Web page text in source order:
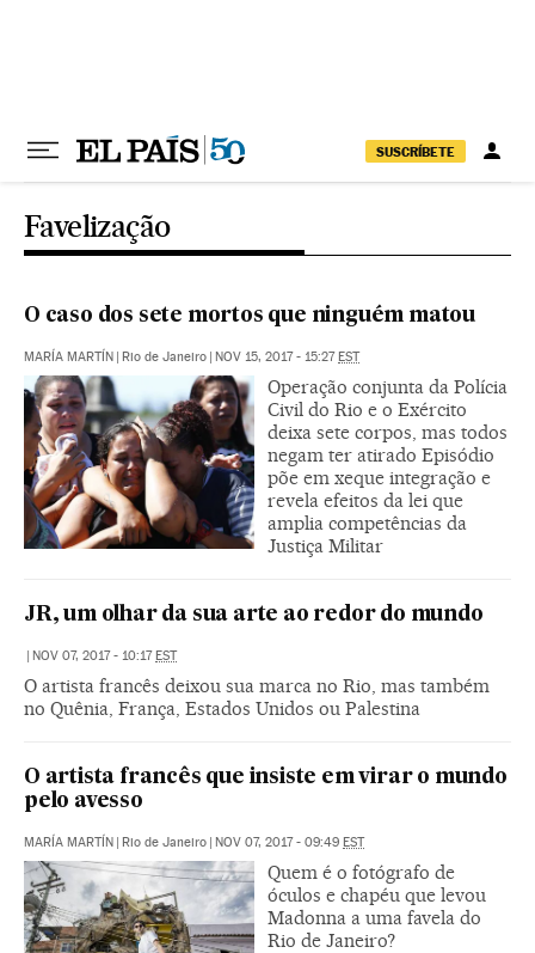
SUSCRÍBETE
Favelização
O caso dos sete mortos que ninguém matou
MARÍA MARTÍN | Rio de Janeiro | NOV 15, 2017 - 15:27EST
Operação conjunta da Polícia
Civil do Rio e o Exército
deixa sete corpos, mas todos
negam ter atirado Episódio
põe em xeque integração e
revela efeitos da lei que
amplia competências da
Justiça Militar
JR, um olhar da sua arte ao redor do mundo
| NOV 07, 2017 - 10:17EST
O artista francês deixou sua marca no Rio, mas também
no Quênia, França, Estados Unidos ou Palestina
O artista francês que insiste em virar o mundo
pelo avesso
MARÍA MARTÍN | Rio de Janeiro | NOV 07, 2017 - 09:49 EST
Quem é o fotógrafo de
óculos e chapéu que levou
Madonna a uma favela do
Rio de Janeiro?